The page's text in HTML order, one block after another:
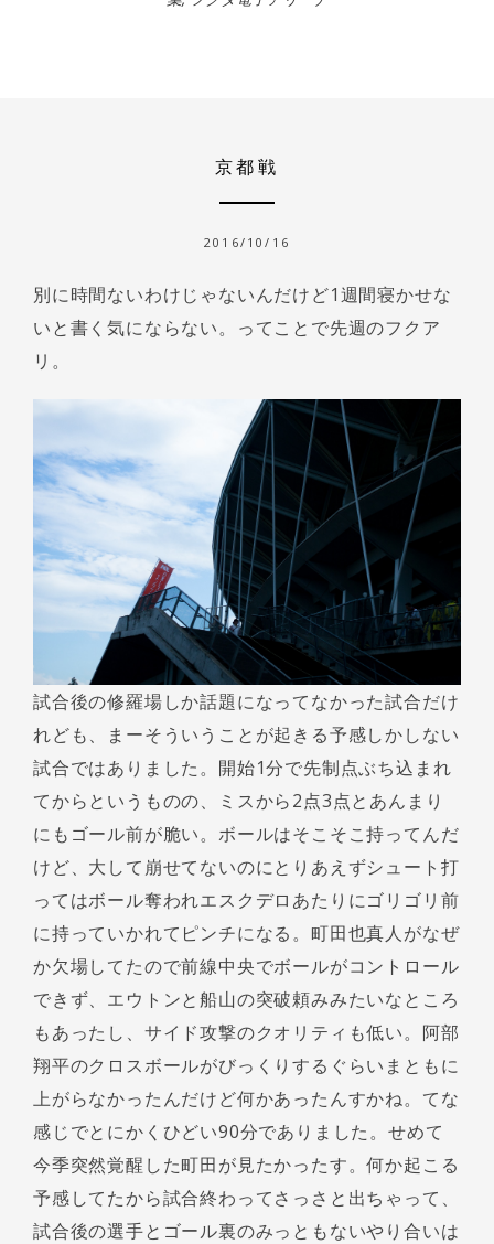
京都戦
2016/10/16
別に時間ないわけじゃないんだけど1週間寝かせな
いと書く気にならない。ってことで先週のフクア
リ。
試合後の修羅場しか話題になってなかった試合だけ
れども、まーそういうことが起きる予感しかしない
試合ではありました。開始1分で先制点ぶち込まれ
てからというものの、ミスから2点3点とあんまり
にもゴール前が脆い。ボールはそこそこ持ってんだ
けど、大して崩せてないのにとりあえずシュート打
ってはボール奪われエスクデロあたりにゴリゴリ前
に持っていかれてピンチになる。町田也真人がなぜ
か欠場してたので前線中央でボールがコントロール
できず、エウトンと船山の突破頼みみたいなところ
もあったし、サイド攻撃のクオリティも低い。阿部
翔平のクロスボールがびっくりするぐらいまともに
上がらなかったんだけど何かあったんすかね。てな
感じでとにかくひどい90分でありました。せめて
今季突然覚醒した町田が見たかったす。何か起こる
予感してたから試合終わってさっさと出ちゃって、
試合後の選手とゴール裏のみっともないやり合いは